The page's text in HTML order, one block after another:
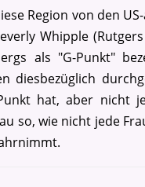
Region von den
Whipple
als "G-Punkt"
diesbezüglich
hat, aber nicht
so, wie nicht jede